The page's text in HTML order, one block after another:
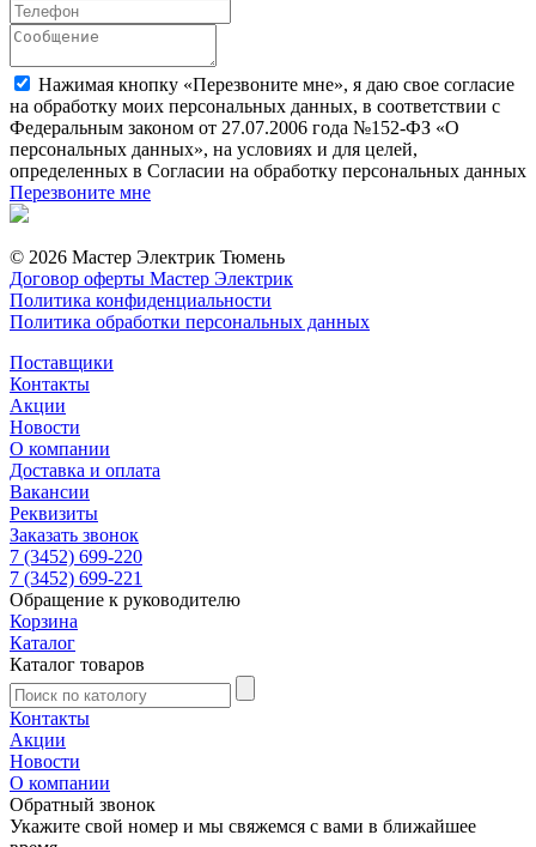
Нажимая кнопку «Перезвоните мне», я даю свое согласие
на обработку моих персональных данных, в соответствии с
Федеральным законом от 27.07.2006 года №152-ФЗ «О
персональных данных», на условиях и для целей,
определенных в Согласии на обработку персональных данных
Перезвоните мне
© 2026 Мастер Электрик Тюмень
Договор оферты Мастер Электрик
Политика конфиденциальности
Политика обработки персональных данных
Поставщики
Контакты
Акции
Новости
О компании
Доставка и оплата
Вакансии
Реквизиты
Заказать звонок
7 (3452) 699-220
7 (3452) 699-221
Обращение к руководителю
Корзина
Каталог
Каталог товаров
Контакты
Акции
Новости
О компании
Обратный звонок
Укажите свой номер и мы свяжемся с вами в ближайшее